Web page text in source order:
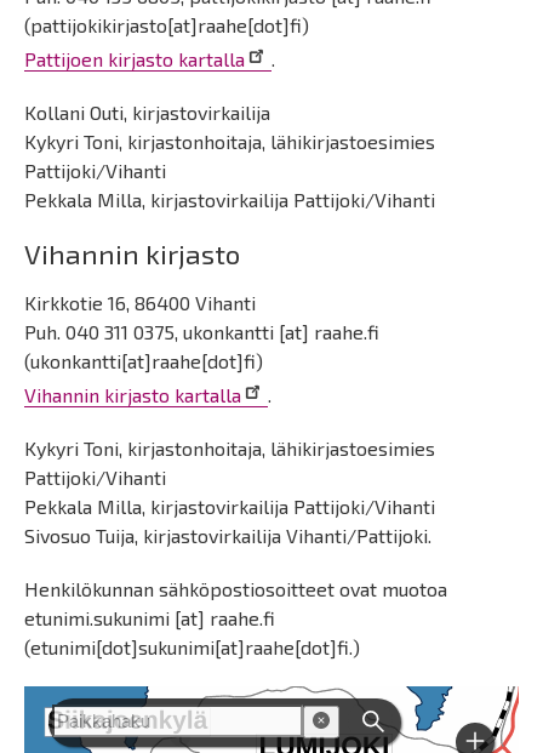
(pattijokikirjasto[at]raahe[dot]fi)
Pattijoen kirjasto kartalla
.
Kollani Outi, kirjastovirkailija
Kykyri Toni, kirjastonhoitaja, lähikirjastoesimies
Pattijoki/Vihanti
Pekkala Milla, kirjastovirkailija Pattijoki/Vihanti
Vihannin kirjasto
Kirkkotie 16, 86400 Vihanti
Puh. 040 311 0375, ukonkantti [at] raahe.fi
(ukonkantti[at]raahe[dot]fi)
Vihannin kirjasto kartalla
.
Kykyri Toni, kirjastonhoitaja, lähikirjastoesimies
Pattijoki/Vihanti
Pekkala Milla, kirjastovirkailija Pattijoki/Vihanti
Sivosuo Tuija, kirjastovirkailija Vihanti/Pattijoki.
Henkilökunnan sähköpostiosoitteet ovat muotoa
etunimi.sukunimi [at] raahe.fi
(etunimi[dot]sukunimi[at]raahe[dot]fi.)